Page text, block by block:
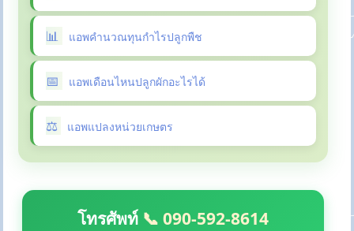
แอพคำนวณทุนกำไรปลูกพืช
แอพเดือนไหนปลูกผักอะไรได้
แอพแปลงหน่วยเกษตร
โทรศัพท์ 📞 090-592-8614